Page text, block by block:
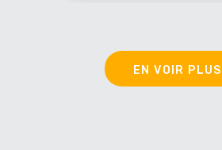
EN VOIR PLUS